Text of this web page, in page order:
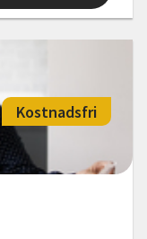
Kostnadsfri